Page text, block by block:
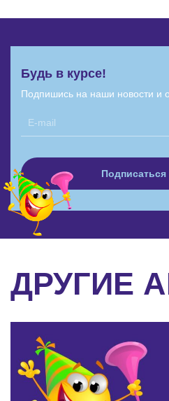
Будь в курсе!
Подпишись на наши новости и
ДРУГИЕ